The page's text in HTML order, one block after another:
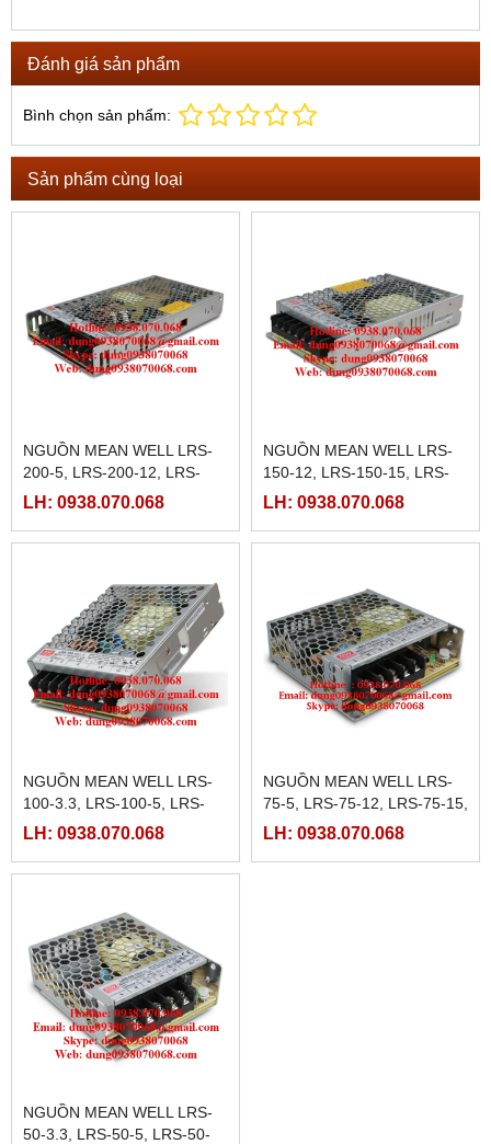
Đánh giá sản phẩm
Bình chọn sản phẩm:
Sản phẩm cùng loại
NGUỒN MEAN WELL LRS-
200-5, LRS-200-12, LRS-
200-15, LRS-200-24, LRS-
LH: 0938.070.068
NGUỒN MEAN WELL LRS-
150-12, LRS-150-15, LRS-
150-24, LRS-150-36, LRS-
LH: 0938.070.068
NGUỒN MEAN WELL LRS-
100-3.3, LRS-100-5, LRS-
100-12, LRS-100-15, LRS-
LH: 0938.070.068
NGUỒN MEAN WELL LRS-
75-5, LRS-75-12, LRS-75-15,
LRS-75-24, LRS-75-36, LRS-
LH: 0938.070.068
NGUỒN MEAN WELL LRS-
50-3.3, LRS-50-5, LRS-50-